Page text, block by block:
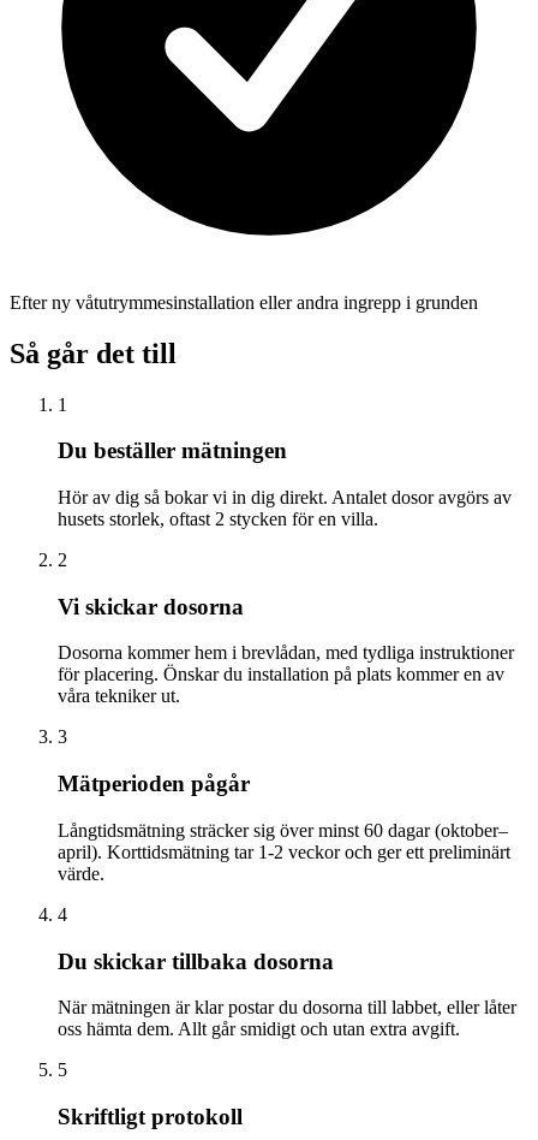
Efter ny våtutrymmesinstallation eller andra ingrepp i grunden
Så går det till
1
Du beställer mätningen
Hör av dig så bokar vi in dig direkt. Antalet dosor avgörs av
husets storlek, oftast 2 stycken för en villa.
2
Vi skickar dosorna
Dosorna kommer hem i brevlådan, med tydliga instruktioner
för placering. Önskar du installation på plats kommer en av
våra tekniker ut.
3
Mätperioden pågår
Långtidsmätning sträcker sig över minst 60 dagar (oktober–
april). Korttidsmätning tar 1-2 veckor och ger ett preliminärt
värde.
4
Du skickar tillbaka dosorna
När mätningen är klar postar du dosorna till labbet, eller låter
oss hämta dem. Allt går smidigt och utan extra avgift.
5
Skriftligt protokoll